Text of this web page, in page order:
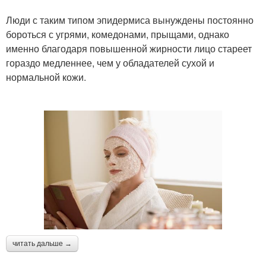
Люди с таким типом эпидермиса вынуждены постоянно
бороться с угрями, комедонами, прыщами, однако
именно благодаря повышенной жирности лицо стареет
гораздо медленнее, чем у обладателей сухой и
нормальной кожи.
читать дальше →